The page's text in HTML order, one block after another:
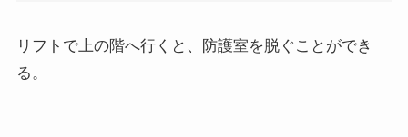
リフトで上の階へ行くと、防護室を脱ぐことができ
る。